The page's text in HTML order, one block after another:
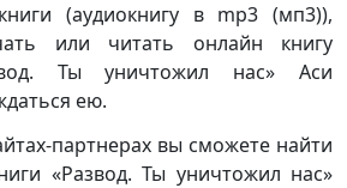
(аудиокнигу в mp3 (мп3)),
или читать онлайн книгу
Ты уничтожил нас» Аси
ею.
партнерах вы сможете найти
«Развод. Ты уничтожил нас»